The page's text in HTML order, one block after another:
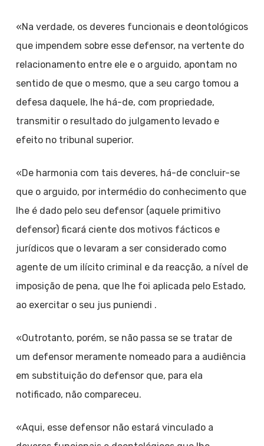
«Na verdade, os deveres funcionais e deontológicos
que impendem sobre esse defensor, na vertente do
relacionamento entre ele e o arguido, apontam no
sentido de que o mesmo, que a seu cargo tomou a
defesa daquele, lhe há-de, com propriedade,
transmitir o resultado do julgamento levado e
efeito no tribunal superior.
«De harmonia com tais deveres, há-de concluir-se
que o arguido, por intermédio do conhecimento que
lhe é dado pelo seu defensor (aquele primitivo
defensor) ficará ciente dos motivos fácticos e
jurídicos que o levaram a ser considerado como
agente de um ilícito criminal e da reacção, a nível de
imposição de pena, que lhe foi aplicada pelo Estado,
ao exercitar o seu jus puniendi .
«Outrotanto, porém, se não passa se se tratar de
um defensor meramente nomeado para a audiência
em substituição do defensor que, para ela
notificado, não compareceu.
«Aqui, esse defensor não estará vinculado a